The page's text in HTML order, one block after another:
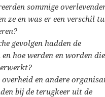
sommige
ze en was er een verschil
gevolgen hadden de
hoe werden en worden die
overheid en andere
bij de terugkeer uit de